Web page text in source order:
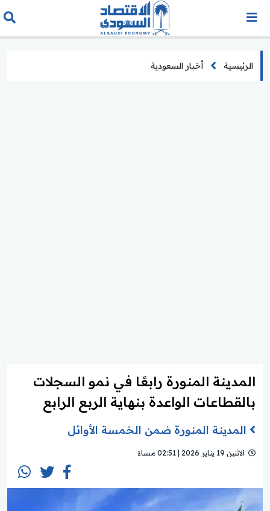
الرئيسية أخبار السعودية
المدينة المنورة رابعًا في نمو السجلات
بالقطاعات الواعدة بنهاية الربع الرابع
المدينة المنورة ضمن الخمسة الأوائل
الاثنين 19 يناير 2026 | 02:51 مساءً